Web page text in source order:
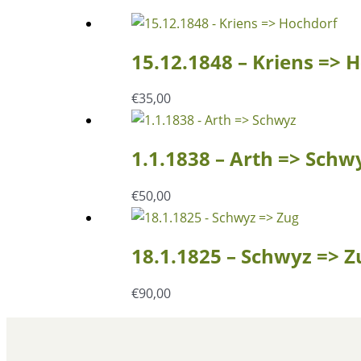
15.12.1848 – Kriens =>
€35,00
1.1.1838 – Arth =>
€50,00
18.1.1825 – Schwyz =>
€90,00